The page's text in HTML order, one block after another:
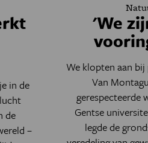
in de
de
–
'We
We klopten aan
Van
gerespecteerde
Gentse
legde de